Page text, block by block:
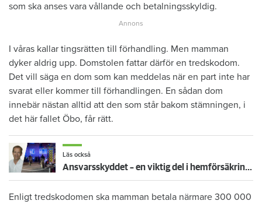
som ska anses vara vållande och betalningsskyldig.
I våras kallar tingsrätten till förhandling. Men mamman
dyker aldrig upp. Domstolen fattar därför en tredskodom.
Det vill säga en dom som kan meddelas när en part inte har
svarat eller kommer till förhandlingen. En sådan dom
innebär nästan alltid att den som står bakom stämningen, i
det här fallet Öbo, får rätt.
Läs också
Ansvarsskyddet – en viktig del i hemförsäkringen
Enligt tredskodomen ska mamman betala närmare 300 000